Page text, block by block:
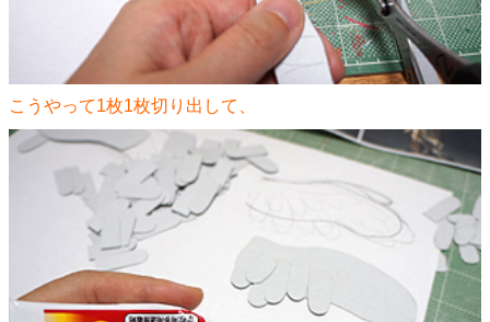
こうやって1枚1枚切り出して、